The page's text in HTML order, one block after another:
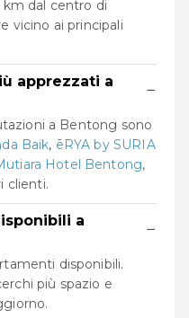
km dal centro di
vicino ai principali
apprezzati a
−
a Bentong sono
Baik, ēRYA by SURIA
Hotel Bentong,
clienti.
a
−
disponibili.
più spazio e